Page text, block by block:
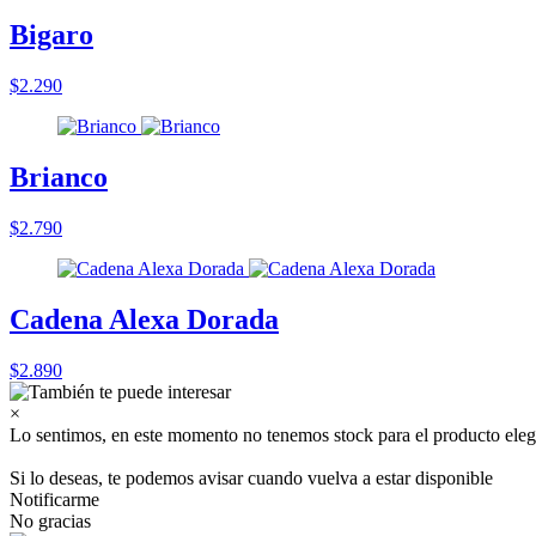
Bigaro
$2.290
Brianco
$2.790
Cadena Alexa Dorada
$2.890
×
Lo sentimos, en este momento no tenemos stock para el producto
Si lo deseas, te podemos avisar cuando vuelva a estar disponible
Notificarme
No gracias